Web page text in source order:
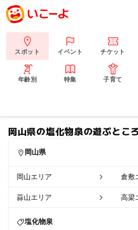
スポット イベント チケット
年齢別 特集 子育て
岡山県の塩化物泉の遊ぶとこ
岡山県
岡山エリア 倉敷
蒜山エリア 高梁
塩化物泉